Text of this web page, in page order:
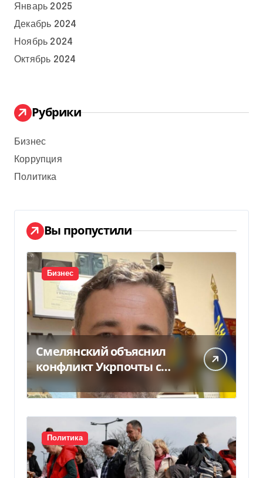
Январь 2025
Декабрь 2024
Ноябрь 2024
Октябрь 2024
Рубрики
Бизнес
Коррупция
Политика
Вы пропустили
Бизнес
Смелянский объяснил
конфликт Укрпочты с
НБУ из-за платежек
Политика